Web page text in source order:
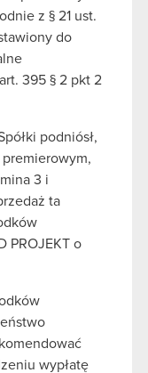
z § 21 ust.
do
395 § 2 pkt 2
podniósł,
premierowym,
3 i
ta
PROJEKT o
wypłatę